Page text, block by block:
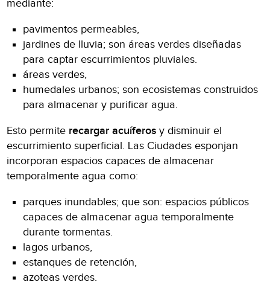
mediante:
pavimentos permeables,
jardines de lluvia; son áreas verdes diseñadas
para captar escurrimientos pluviales.
áreas verdes,
humedales urbanos; son ecosistemas construidos
para almacenar y purificar agua.
Esto permite recargar acuíferos y disminuir el
escurrimiento superficial. Las Ciudades esponjan
incorporan espacios capaces de almacenar
temporalmente agua como:
parques inundables; que son: espacios públicos
capaces de almacenar agua temporalmente
durante tormentas.
lagos urbanos,
estanques de retención,
azoteas verdes.